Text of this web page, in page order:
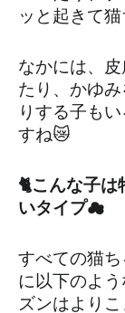
ッと起きて
なかには、
たり、かゆ
りする子も
すね😿
🐈こんな子
いタイプ☁
すべての猫
に以下のよ
ズンはより